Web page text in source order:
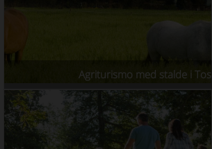
Agriturismo med stalde i